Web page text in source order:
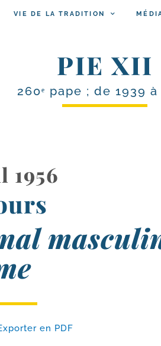
VIE DE LA TRADITION
PIE XII
260ᵉ pape ; de 1939 à
1956
en PDF